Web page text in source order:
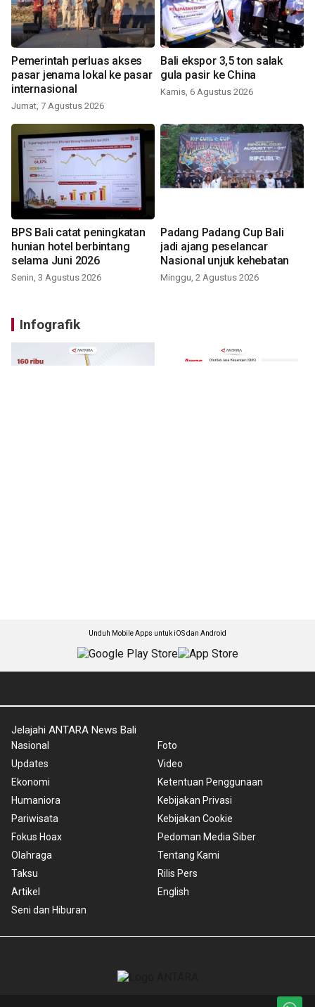
Pemerintah perluas akses
pasar jenama lokal ke pasar
internasional
Jumat, 7 Agustus 2026
Bali ekspor 3,5 ton salak
gula pasir ke China
Kamis, 6 Agustus 2026
BPS Bali catat peningkatan
hunian hotel berbintang
selama Juni 2026
Senin, 3 Agustus 2026
Padang Padang Cup Bali
jadi ajang peselancar
Nasional unjuk kehebatan
Minggu, 2 Agustus 2026
Infografik
Unduh Mobile Apps untuk iOS dan Android
Jelajahi ANTARA News Bali
Nasional
Updates
Ekonomi
Humaniora
Pariwisata
Fokus Hoax
Olahraga
Taksu
Artikel
Seni dan Hiburan
Foto
Video
Ketentuan Penggunaan
Kebijakan Privasi
Kebijakan Cookie
Pedoman Media Siber
Tentang Kami
Rilis Pers
English